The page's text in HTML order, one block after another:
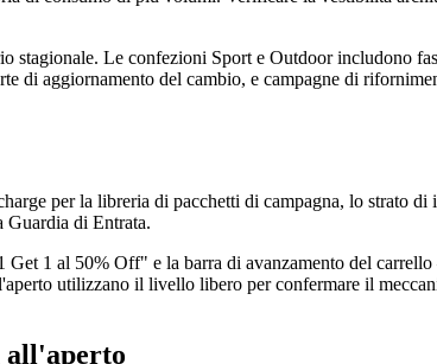
stagionale. Le confezioni Sport e Outdoor includono
di aggiornamento del cambio, e campagne di
per la libreria di pacchetti di campagna, lo strato
di Entrata.
1 al 50% Off" e la barra di avanzamento del
utilizzano il livello libero per confermare il
all'aperto